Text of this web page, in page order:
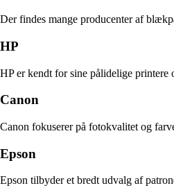
Der findes mange producenter af
HP
HP er kendt for sine pålidelige
Canon
Canon fokuserer på fotokvalitet og
Epson
Epson tilbyder et bredt udvalg af